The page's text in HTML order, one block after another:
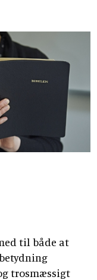
til både at
trosmæssigt